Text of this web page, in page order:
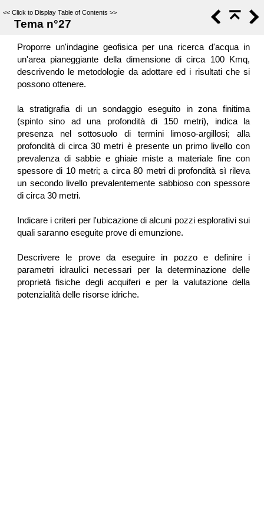
<< Click to Display Table of Contents >>
Tema n°27
Proporre un'indagine geofisica per una ricerca d'acqua in
un'area pianeggiante della dimensione di circa 100 Kmq,
descrivendo le metodologie da adottare ed i risultati che si
possono ottenere.
la stratigrafia di un sondaggio eseguito in zona finitima
(spinto sino ad una profondità di 150 metri), indica la
presenza nel sottosuolo di termini limoso-argillosi; alla
profondità di circa 30 metri è presente un primo livello con
prevalenza di sabbie e ghiaie miste a materiale fine con
spessore di 10 metri; a circa 80 metri di profondità sì rileva
un secondo livello prevalentemente sabbioso con spessore
di circa 30 metri.
Indicare i criteri per l'ubicazione di alcuni pozzi esplorativi sui
quali saranno eseguite prove di emunzione.
Descrivere le prove da eseguire in pozzo e definire i
parametri idraulici necessari per la determinazione delle
proprietà fisiche degli acquiferi e per la valutazione della
potenzialità delle risorse idriche.